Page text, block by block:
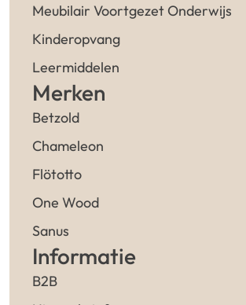
Meubilair Voortgezet Onderwijs
Kinderopvang
Leermiddelen
Merken
Betzold
Chameleon
Flötotto
One Wood
Sanus
Informatie
B2B